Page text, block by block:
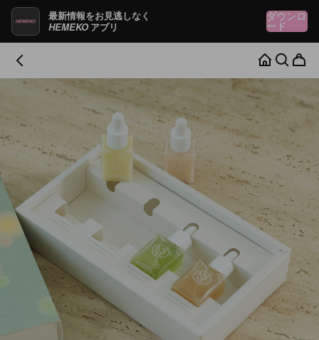
最新情報をお見逃しなく
HEMEKO アプリ
ダウンロ
ード